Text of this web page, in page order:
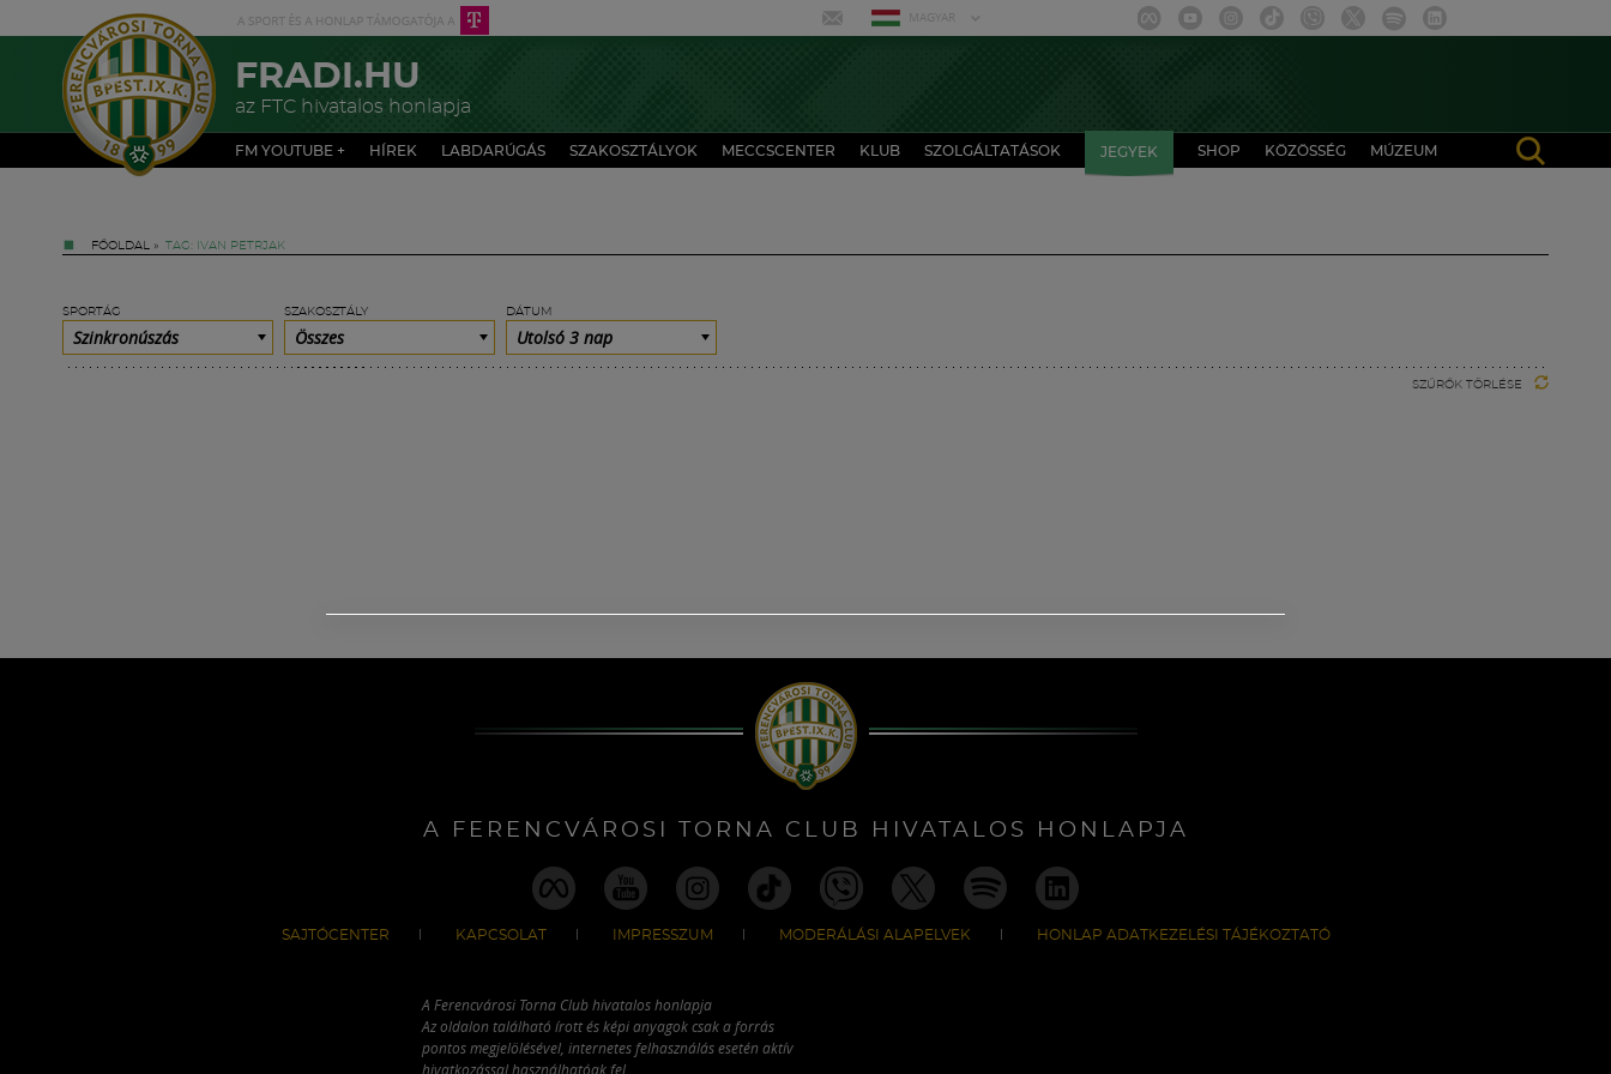
MAGYAR
FRADI.HU
az FTC hivatalos honlapja
FM YOUTUBE + HÍREK LABDARÚGÁS SZAKOSZTÁLYOK MECCSCENTER KLUB SZOLGÁLTATÁSOK JEGYEK SHOP KÖZÖSSÉG MÚZEUM
FŐOLDAL » TAG: IVAN PETRJAK
SPORTÁG
Szinkronúszás
SZAKOSZTÁLY
Összes
DÁTUM
Utolsó 3 nap
SZŰRŐK TÖRLÉSE
A FERENCVÁROSI TORNA CLUB HIVATALOS HONLAPJA
SAJTÓCENTER KAPCSOLAT IMPRESSZUM MODERÁLÁSI ALAPELVEK HONLAP ADATKEZELÉSI TÁJÉKOZTATÓ
A Ferencvárosi Torna Club hivatalos honlapja
Az oldalon található írott és képi anyagok csak a forrás
pontos megjelölésével, internetes felhasználás esetén aktív
hivatkozással használhatóak fel.